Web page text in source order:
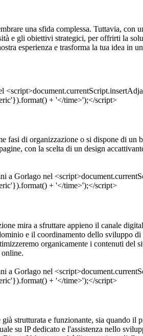
una sfida complessa. Tuttavia, con
e gli obiettivi strategici, per offrirti la
esperienza e trasforma la tua idea in
fasi di organizzazione o si dispone di
con la scelta di un design
mira a sfruttare appieno il canale
e il coordinamento dello sviluppo di
organicamente i contenuti
strutturata e funzionante, sia quando
su IP dedicato e l'assistenza nello